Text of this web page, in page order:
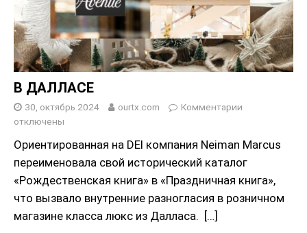
В ДАЛЛАСЕ
30, октябрь 2024 ourtx.com
Комментарии
отключены
Ориентированная на DEI компания Neiman Marcus
переименовала свой исторический каталог
«Рождественская книга» в «Праздничная книга»,
что вызвало внутренние разногласия в розничном
магазине класса люкс из Далласа. […]